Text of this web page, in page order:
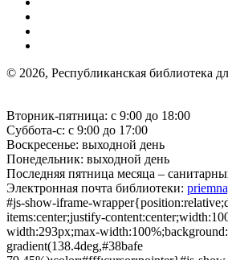
© 2026, Республиканская библиотека
Вторник-пятница: с 9:00 до 18:00
Суббота-с: с 9:00 до 17:00
Воскресенье: выходной день
Понедельник: выходной день
Последняя пятница месяца –
Электронная почта библиотеки:
#js-show-iframe-
items:center;justify-
width:293px;max-
gradient(138.4deg,#38bafe